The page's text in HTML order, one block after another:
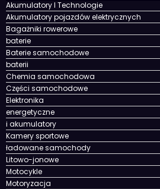
Akumulatory I Technologie
Akumulatory pojazdów elektrycznych
Bagażniki rowerowe
baterie
Baterie samochodowe
baterii
Chemia samochodowa
Części samochodowe
Elektronika
energetyczne
i akumulatory
Kamery sportowe
ładowane samochody
Litowo-jonowe
Motocykle
Motoryzacja